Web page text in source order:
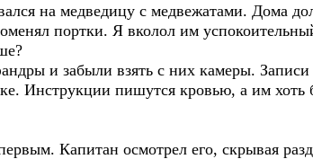
на медведицу с медвежатами. Дома
портки. Я вколол им
и забыли взять с них камеры. Записи
Инструкции пишутся кровью, а им
Капитан осмотрел его, скрывая